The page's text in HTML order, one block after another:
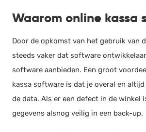
Waarom online kassa
Door de opkomst van het gebruik van
steeds vaker dat software
software aanbieden. Een groot
kassa software is dat je overal en
de data. Als er een defect in de winkel
gegevens alsnog veilig in een back-up.